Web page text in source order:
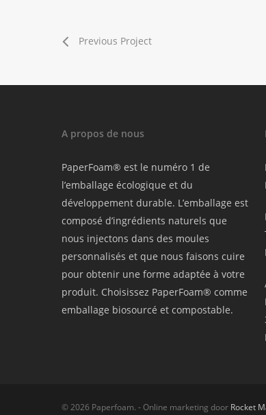
Previous Project
A propos de nous
PaperFoam® est le numéro 1 de
l’emballage écologique et du
développement durable. L’emballage est
composé d’ingrédients naturels que
nous injectons dans des moules
personnalisés et que nous faisons cuire
pour obtenir une forme adaptée à votre
produit. Choisissez PaperFoam® comme
emballage biosourcé et compostable.
© 2026 Paperfoam. - Online marketing door Rocket